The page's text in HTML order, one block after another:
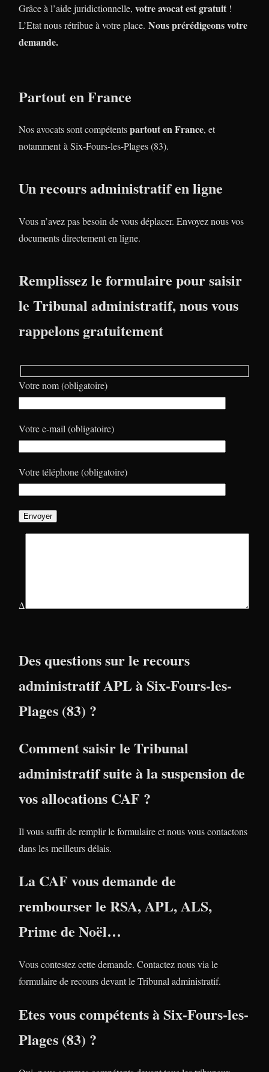
Grâce à l’aide juridictionnelle, votre avocat est gratuit !
L’Etat nous rétribue à votre place. Nous prérédigeons votre
demande.
Partout en France
Nos avocats sont compétentspartout en France, et
notamment à Six-Fours-les-Plages (83).
Un recours administratif en ligne
Vous n’avez pas besoin de vous déplacer. Envoyez nous vos
documents directement en ligne.
Remplissez le formulaire pour saisir
le Tribunal administratif, nous vous
rappelons gratuitement
Votre nom (obligatoire)
Votre e-mail (obligatoire)
Votre téléphone (obligatoire)
Δ
Des questions sur le recours
administratif APL à Six-Fours-les-
Plages (83) ?
Comment saisir le Tribunal
administratif suite à la suspension de
vos allocations CAF ?
Il vous suffit de remplir le formulaire et nous vous contactons
dans les meilleurs délais.
La CAF vous demande de
rembourser le RSA, APL, ALS,
Prime de Noël…
Vous contestez cette demande. Contactez nous via le
formulaire de recours devant le Tribunal administratif.
Etes vous compétents à Six-Fours-les-
Plages (83) ?